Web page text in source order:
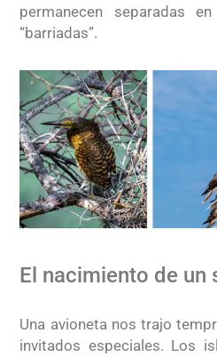
permanecen separadas
“barriadas”.
El nacimiento de un
Una avioneta nos trajo
invitados especiales. Los